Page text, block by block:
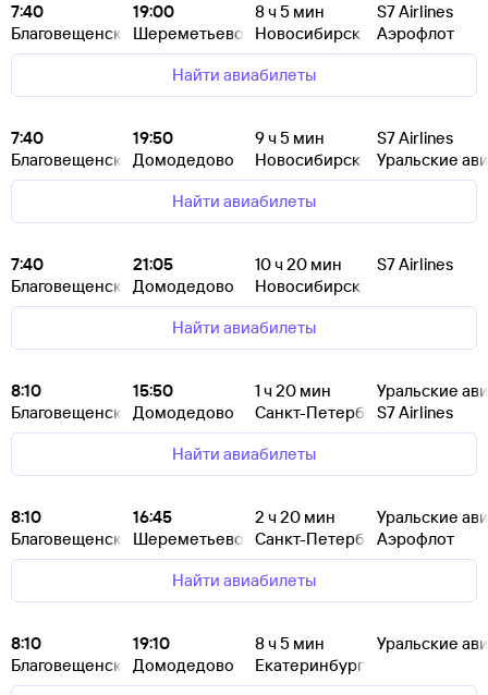
7:40
Благовещенск
19:00
Шереметьево
8ч 5 мин
Новосибирск
S7 Airlines
Аэрофлот
Найти авиабилеты
7:40
Благовещенск
19:50
Домодедово
9ч 5 мин
Новосибирск
S7 Airlines
Уральские
Найти авиабилеты
7:40
Благовещенск
21:05
Домодедово
10ч 20 мин
Новосибирск
S7 Airlines
Найти авиабилеты
8:10
Благовещенск
15:50
Домодедово
1ч 20 мин
Санкт-Петербург
Уральские
S7 Airlines
Найти авиабилеты
8:10
Благовещенск
16:45
Шереметьево
2 ч 20 мин
Санкт-Петербург
Уральские
Аэрофлот
Найти авиабилеты
8:10
Благовещенск
19:10
Домодедово
8ч 5 мин
Екатеринбург
Уральские